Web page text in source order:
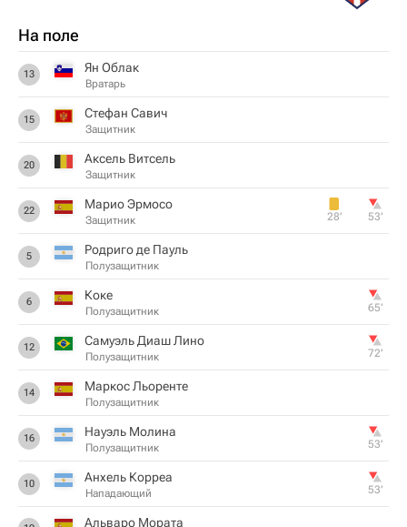
На поле
13 Ян Облак
Вратарь
15 Стефан Савич
Защитник
20 Аксель Витсель
Защитник
22 Марио Эрмосо
Защитник 28‎’‎ 53‎’‎
5 Родриго де Пауль
Полузащитник
6 Коке
Полузащитник 65‎’‎
12 Самуэль Диаш Лино
Полузащитник 72‎’‎
14 Маркос Льоренте
Полузащитник
16 Науэль Молина
Полузащитник 53‎’‎
10 Анхель Корреа
Нападающий 53‎’‎
Альваро Мората